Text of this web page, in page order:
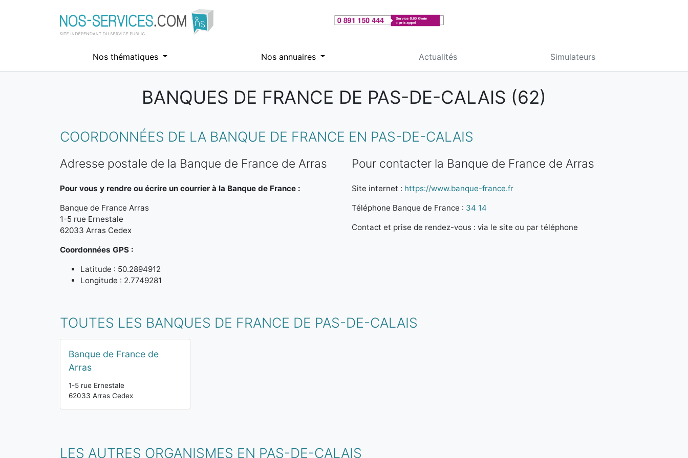
Nos thématiques Nos annuaires Actualités Simulateurs
BANQUES DE FRANCE DE PAS-DE-CALAIS (62)
COORDONNÉES DE LA BANQUE DE FRANCE EN PAS-DE-CALAIS
Adresse postale de la Banque de France de Arras
Pour vous y rendre ou écrire un courrier à la Banque de France :
Banque de France Arras
1-5 rue Ernestale
62033 Arras Cedex
Coordonnées GPS :
Latitude : 50.2894912
Longitude : 2.7749281
Pour contacter la Banque de France de Arras
Site internet : https://www.banque-france.fr
Téléphone Banque de France : 34 14
Contact et prise de rendez-vous : via le site ou par téléphone
TOUTES LES BANQUES DE FRANCE DE PAS-DE-CALAIS
Banque de France de
Arras
1-5 rue Ernestale
62033 Arras Cedex
LES AUTRES ORGANISMES EN PAS-DE-CALAIS